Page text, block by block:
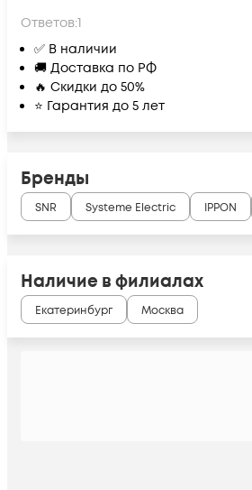
Ответов:1
✅ В наличии
🚚 Доставка по РФ
🔥 Скидки до 50%
⭐ Гарантия до 5 лет
Бренды
SNR Systeme Electric IPPON
Наличие в филиалах
Екатеринбург Москва